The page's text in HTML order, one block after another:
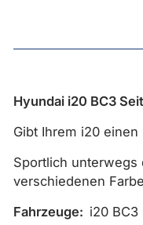
Hyundai i20 BC3
Gibt Ihrem i20
Sportlich unterwegs
verschiedenen
Fahrzeuge: i20 BC3